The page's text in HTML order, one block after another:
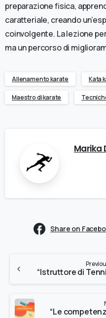
preparazione fisica,
caratteriale, creando
coinvolgente. La lezione
ma un percorso di
Allenamento karate Kata
Maestro di karate
Marika
Share on